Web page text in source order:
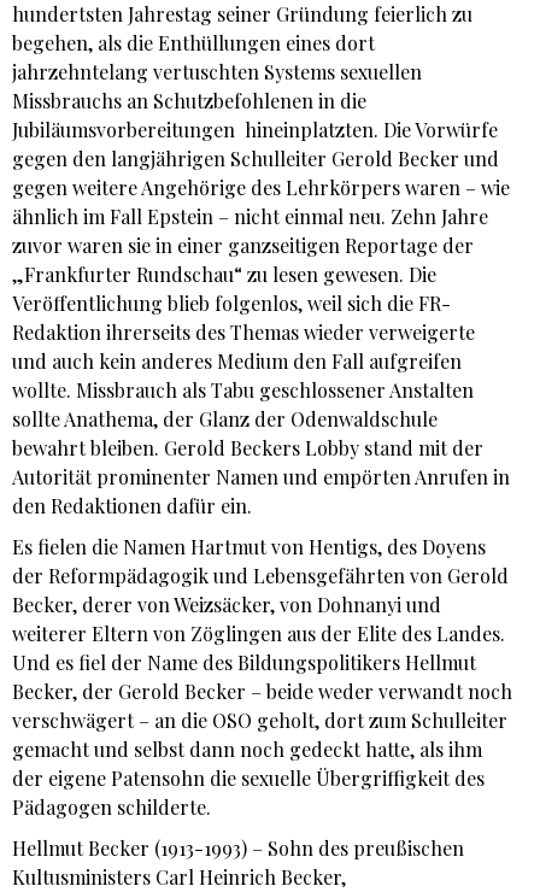
hundertsten Jahrestag seiner Gründung feierlich zu
begehen, als die Enthüllungen eines dort
jahrzehntelang vertuschten Systems sexuellen
Missbrauchs an Schutzbefohlenen in die
Jubiläumsvorbereitungen hineinplatzten. Die Vorwürfe
gegen den langjährigen Schulleiter Gerold Becker und
gegen weitere Angehörige des Lehrkörpers waren – wie
ähnlich im Fall Epstein – nicht einmal neu. Zehn Jahre
zuvor waren sie in einer ganzseitigen Reportage der
„Frankfurter Rundschau“ zu lesen gewesen. Die
Veröffentlichung blieb folgenlos, weil sich die FR-
Redaktion ihrerseits des Themas wieder verweigerte
und auch kein anderes Medium den Fall aufgreifen
wollte. Missbrauch als Tabu geschlossener Anstalten
sollte Anathema, der Glanz der Odenwaldschule
bewahrt bleiben. Gerold Beckers Lobby stand mit der
Autorität prominenter Namen und empörten Anrufen in
den Redaktionen dafür ein.
Es fielen die Namen Hartmut von Hentigs, des Doyens
der Reformpädagogik und Lebensgefährten von Gerold
Becker, derer von Weizsäcker, von Dohnanyi und
weiterer Eltern von Zöglingen aus der Elite des Landes.
Und es fiel der Name des Bildungspolitikers Hellmut
Becker, der Gerold Becker – beide weder verwandt noch
verschwägert – an die OSO geholt, dort zum Schulleiter
gemacht und selbst dann noch gedeckt hatte, als ihm
der eigene Patensohn die sexuelle Übergriffigkeit des
Pädagogen schilderte.
Hellmut Becker (1913-1993) – Sohn des preußischen
Kultusministers Carl Heinrich Becker,